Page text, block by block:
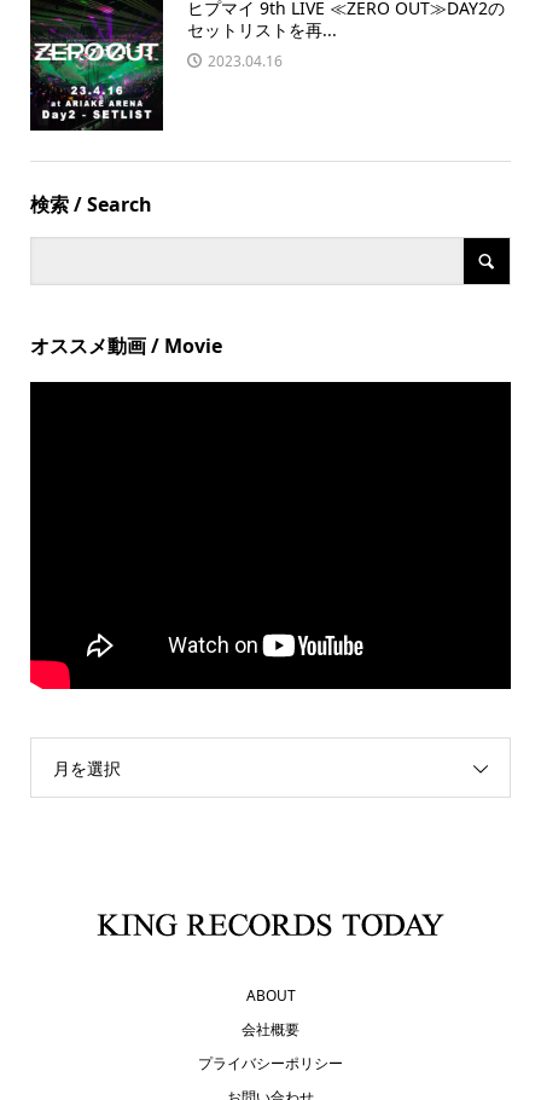
ヒプマイ 9th LIVE ≪ZERO OUT≫DAY2の
セットリストを再...
2023.04.16
検索 / Search
オススメ動画 / Movie
月を選択
ABOUT
会社概要
プライバシーポリシー